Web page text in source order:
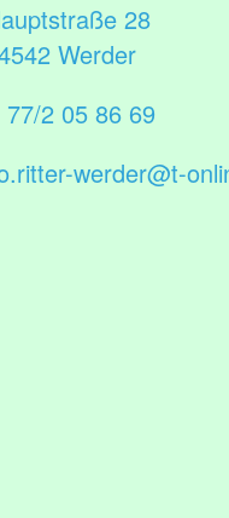
28
Werder
77/2 05 86 69
werder@t-